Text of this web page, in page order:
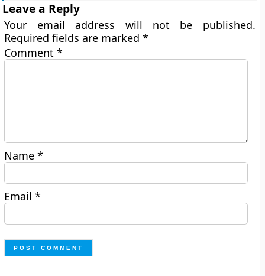
Leave a Reply
Your email address will not be published.
Required fields are marked*
Comment*
Name*
Email*